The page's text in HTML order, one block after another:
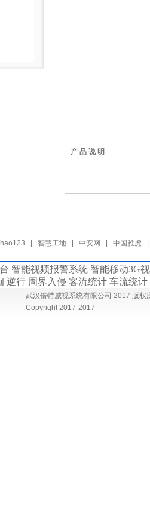
产 品 说 明
hao123 智慧工地 中安网 中国雅虎
智能视频报警系统 智能移动
逆行 周界入侵 客流统计 车流统
武汉倍特威视系统有限公司 2017 版
Copyright 2017-2017